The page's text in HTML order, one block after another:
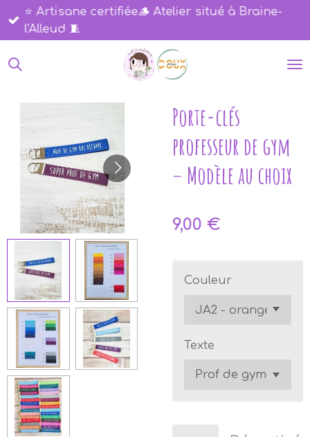
Passer
principal
⭐​ Artisane certifiée🪵 ​Atelier situé à Braine-
l'Alleud 🧵​
Porte-clés
professeur de gym
– Modèle au choix
9,00 €
Couleur
Texte